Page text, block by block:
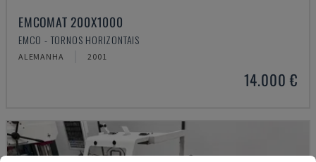
EMCOMAT 200X1000
EMCO - TORNOS HORIZONTAIS
ALEMANHA 2001
14.000 €